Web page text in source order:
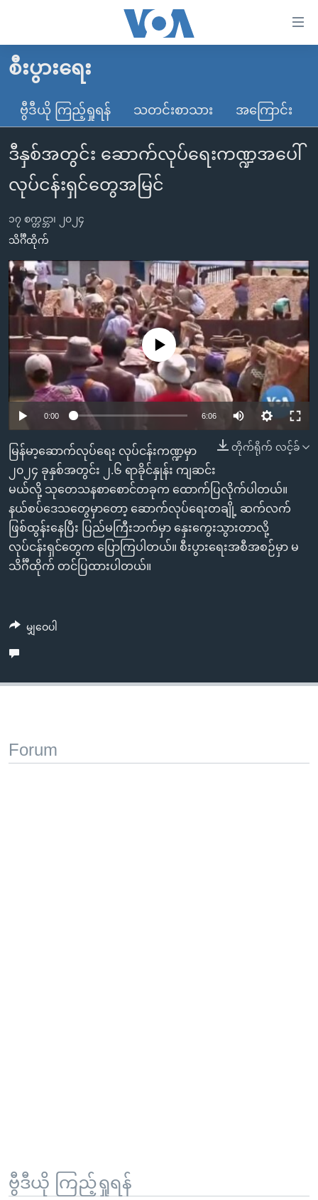
လွယ်ကူ
သည့်
Link
များ
ပင်မ
သို့
ကျော်
ကြည့်
ရန်
ပင်မ
ညွန်း
စာမျက်နှာ
ကျော်
ကြည့်
ရှာဖွေ
ရန်
နေရာ
သို့
ကျော်
ရန်
မူလစာမျက်နှာ
မြန်မာ
ကမ္ဘာ့သတင်းများ
နိုင်ငံတကာ
အမေရိကန်
အစ္စရေး-ပါလက်စတိုင်း
ဗွီဒီယို
သတင်းလွတ်လပ်ခွင့်
ရပ်ဝန်းတခု လမ်းတခု အလွန်
အင်္ဂလိပ်စာလေ့လာမယ်
မကြေးမုံရဲ့ အင်္ဂလိပ်စာ
ရုပ်ရှင်ထဲက အင်္ဂလိပ်စာ
သုတပဒေသာ အင်္ဂလိပ်စာ
ရေဒီယို
တီဗွီ
ရေဒီယိုနှင့်ရုပ်သံ အချက်အလက်များ
ရေဒီယို/တီဗွီအစီအစဉ်
Learning English
ဗွီအိုအေ လူမှုကွန်ယက်များ
ဘာသာစကားများ
စီးပွားရေး
ဗွီဒီယို ကြည့်ရှုရန် သတင်းစာသား အကြောင်း
ဒီနှစ်အတွင်း ဆောက်လုပ်ရေးကဏ္ဍအပေါ်
လုပ်ငန်းရှင်တွေအမြင်
၁၇ စက္တင္ဘာ၊ ၂၀၂၄
သိင်္ဂီထိုက်
No media source currently available
0:00 6:06
တိုက်ရိုက် လင့်ခ်
မြန်မာ့ဆောက်လုပ်ရေး လုပ်ငန်းကဏ္ဍမှာ
၂၀၂၄ ခုနှစ်အတွင်း ၂.၆ ရာခိုင်နှုန်း ကျဆင်း
မယ်လို့ သုတေသနစာစောင်တခုက ထောက်ပြလိုက်ပါတယ်။
နယ်စပ်ဒေသတွေမှာတော့ ဆောက်လုပ်ရေးတချို့ ဆက်လက်
ဖြစ်ထွန်းနေပြီး ပြည်မကြီးဘက်မှာ နှေးကွေးသွားတာလို့
လုပ်ငန်းရှင်တွေက ပြောကြပါတယ်။ စီးပွားရေးအစီအစဉ်မှာ မ
သိင်္ဂီထိုက် တင်ပြထားပါတယ်။
မျှဝေပါ
Forum
ဗွီဒီယို ကြည့်ရှုရန်